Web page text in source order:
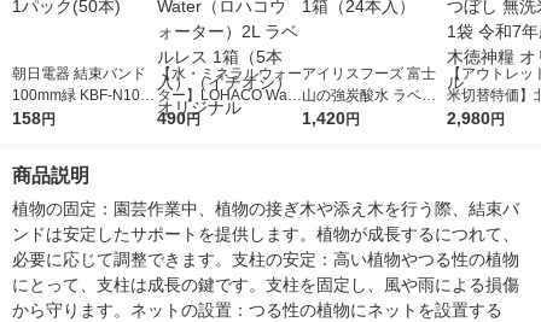
朝日電器 結束バンド
100mm緑 KBF-N1000
50(G) 1パック(50本)
158円
【水・ミネラルウォー
ター】LOHACO Wate
r（ロハコウォータ
490円
アイリスフーズ 富士
山の強炭酸水 ラベル
レス 500ml 1箱（24
1,420円
【アウトレッ
米切替特価】
ななつぼし 無
2,980円
商品説明
植物の固定：園芸作業中、植物の接ぎ木や添え木を行う際、結束バ
ンドは安定したサポートを提供します。植物が成長するにつれて、
必要に応じて調整できます。支柱の安定：高い植物やつる性の植物
にとって、支柱は成長の鍵です。支柱を固定し、風や雨による損傷
から守ります。ネットの設置：つる性の植物にネットを設置する